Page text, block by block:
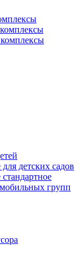
детских садов
групп